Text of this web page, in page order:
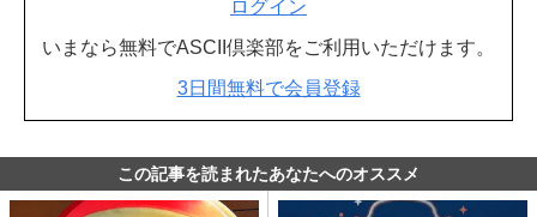
ログイン
いまなら無料でASCII倶楽部をご利用いただけます。
3日間無料で会員登録
この記事を読まれたあなたへのオススメ